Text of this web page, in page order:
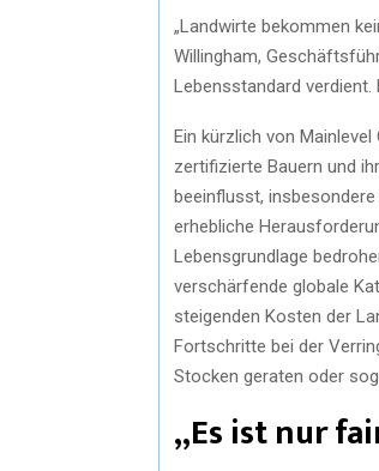
„Landwirte bekommen
Willingham,
Lebensstandard
Ein kürzlich von
zertifizierte Bauern und
beeinflusst,
erhebliche
Lebensgrundlage
verschärfende globale
steigenden Kosten der
Fortschritte bei der
Stocken geraten oder
„Es ist nur